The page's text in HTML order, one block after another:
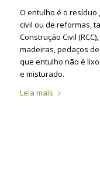
O entulho é o
civil ou de reformas,
Construção Civil
madeiras, pedaços
que entulho não é
e misturado.
Leia mais